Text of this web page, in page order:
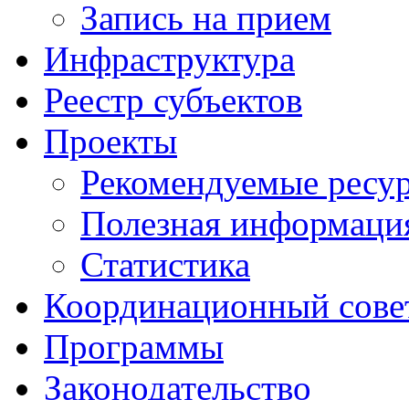
Запись на прием
Инфраструктура
Реестр субъектов
Проекты
Рекомендуемые
Полезная
Статистика
Координационный
Программы
Законодательство